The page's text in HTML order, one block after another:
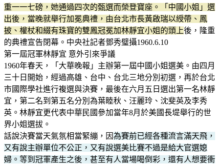
重一一七磅，她通過四次的甄選而榮登寶座。「中國小姐」選
出後，當晚就舉行加冕典禮，由台北市長黃啟瑞以綬帶、鳳
披、權杖和綴有珠寶的雙鳳冠冕加林靜宜小姐的頭上後，隆重
的典禮宣告閉幕。中央社記者鄧秀璧攝1960.6.10
第一屆冠軍林靜宜 意外引來爭議
1960年春天，「大華晚報」主辦第一屆中國小姐選美。由四月
三十日開始，經過高雄、台中、台北三地分別初選，再於台北
市國際學社進行複選與決賽，最後在六月五日選出第一名林靜
宜，第二名到第五名分別為葉睦秋、汪麗玲、沈斐英及李秀
英。林靜宜更代表中華民國參加當年8月於美國長堤舉行的世
界小姐選拔。
話說決賽當天氣氛相當緊繃，因為賽前已經各種流言滿天飛，
又有說主辦單位不公正，又有說選美比賽不過是給大官選媳
婦。等到冠軍產生之後，甚至有人當場喝倒彩，還有人想要衝